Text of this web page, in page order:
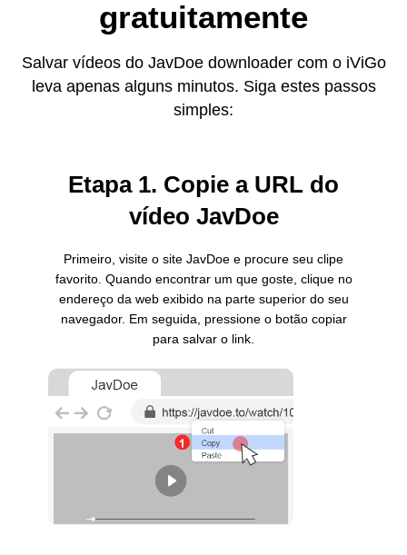
gratuitamente
Salvar vídeos do JavDoe downloader com o iViGo
leva apenas alguns minutos. Siga estes passos
simples:
Etapa 1. Copie a URL do
vídeo JavDoe
Primeiro, visite o site JavDoe e procure seu clipe
favorito. Quando encontrar um que goste, clique no
endereço da web exibido na parte superior do seu
navegador. Em seguida, pressione o botão copiar
para salvar o link.